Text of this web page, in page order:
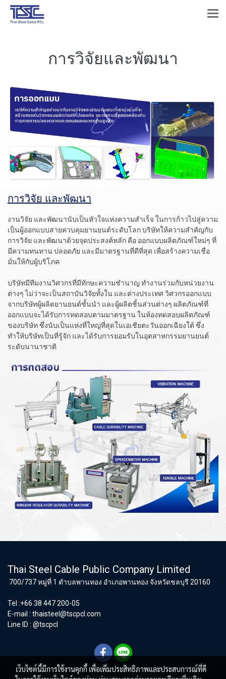
การวิจัยและพัฒนา
การวิจัย และพัฒนา
งานวิจัย และพัฒนานับเป็นหัวใจแห่งความสำเร็จ ในการก้าวไปสู่ความ
เป็นผู้ออกแบบสายควบคุมยานยนต์ระดับโลก บริษัทให้ความสำคัญกับ
การวิจัย และพัฒนาด้วยจุดประสงค์หลัก คือ ออกแบบผลิตภัณฑ์ใหม่ๆ ที่
มีความทนทาน ปลอดภัย และมีมาตรฐานที่ดีที่สุด เพื่อสร้างความเชื่อ
มั่นให้กับผู้บริโภค
บริษัทมีทีมงานวิศวกรที่มีทักษะความชำนาญ ทำงานร่วมกับหน่วยงาน
ต่างๆ ไม่ว่าจะเป็นสถาบันวิจัยทั้งใน และต่างประเทศ วิศวกรออกแบบ
จากบริษัทผู้ผลิตยานยนต์ชั้นนำ และผู้ผลิตชิ้นส่วนต่างๆ ผลิตภัณฑ์ที่
ออกแบบจะได้รับการทดสอบตามมาตรฐาน ในห้องทดสอบผลิตภัณฑ์
ของบริษัท ซึ่งนับเป็นแห่งที่ใหญ่ที่สุดในเอเชียตะวันออกเฉียงใต้ ซึ่ง
ทำให้บริษัทเป็นที่รู้จัก และได้รับการยอมรับในอุตสาหกรรมยานยนต์
ระดับนานาชาติ
Thai Steel Cable Public Company Limited
700/737 หมู่ที่ 1 ตำบลพานทอง อำเภอพานทอง จังหวัดชลบุรี 20160
Tel :+66 38 447 200-05
E-mail : thaisteel@tscpcl.com
Line ID : @tscpcl
เว็บไซต์นี้มีการใช้งานคุกกี้ เพื่อเพิ่มประสิทธิภาพและประสบการณ์ที่ดี